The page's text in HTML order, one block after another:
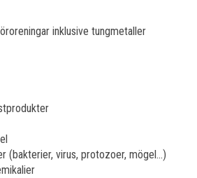
inklusive tungmetaller
(bakterier, virus, protozoer, mögel…)